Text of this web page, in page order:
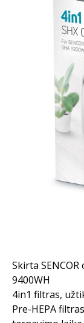
Skirta
9400WH
4in1 filtras,
Pre-HEPA